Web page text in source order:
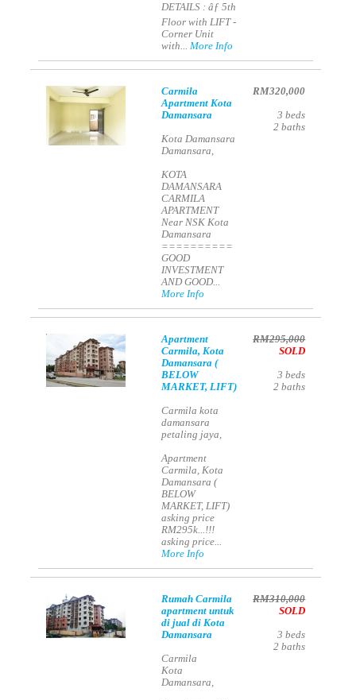
DETAILS : âƒ 5th
Floor with LIFT -
Corner Unit
with...More Info
Carmila
Apartment Kota
Damansara
Kota Damansara
Damansara,
KOTA
DAMANSARA
CARMILA
APARTMENT
Near NSK Kota
Damansara
==========
GOOD
INVESTMENT
AND GOOD...
More Info
RM320,000
3 beds
2 baths
Apartment
Carmila, Kota
Damansara (
BELOW
MARKET, LIFT)
Carmila kota
damansara
petaling jaya,
Apartment
Carmila, Kota
Damansara (
BELOW
MARKET, LIFT)
asking price
RM295k...!!!
asking price...
More Info
RM295,000
SOLD
3 beds
2 baths
Rumah Carmila
apartment untuk
di jual di Kota
Damansara
Carmila
Kota
Damansara,
RM310,000
SOLD
3 beds
2 baths